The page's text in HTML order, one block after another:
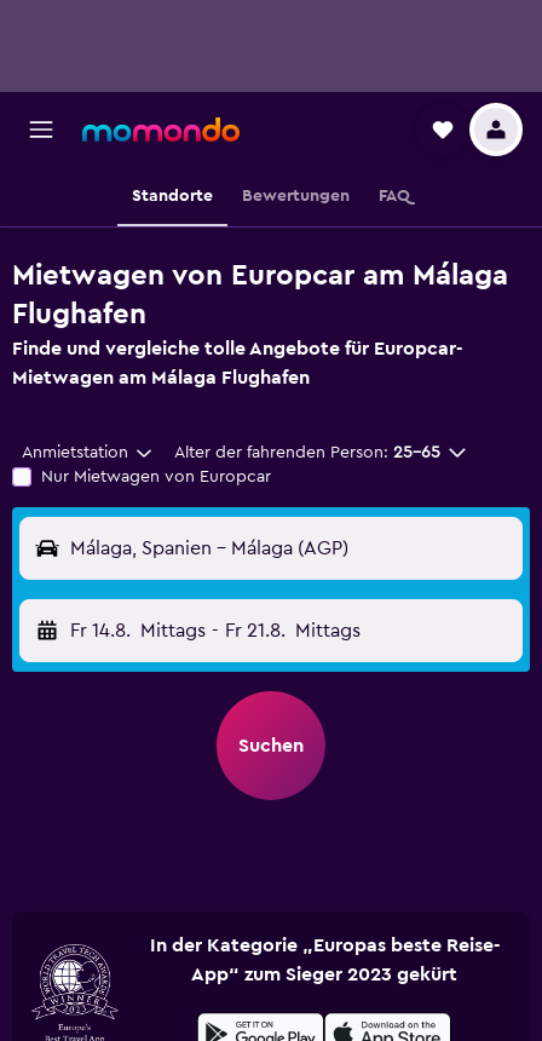
Standorte Bewertungen FAQ
Mietwagen von Europcar am Málaga
Flughafen
Finde und vergleiche tolle Angebote für Europcar-
Mietwagen am Málaga Flughafen
Anmietstation Alter der fahrenden Person: 25-65
Nur Mietwagen von Europcar
Málaga, Spanien - Málaga (AGP)
Fr 14.8. Mittags - Fr 21.8. Mittags
Suchen
In der Kategorie „Europas beste Reise-
App“ zum Sieger 2023 gekürt